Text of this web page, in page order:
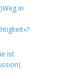
in
ist